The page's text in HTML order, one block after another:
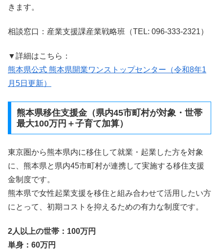
きます。
相談窓口：産業支援課産業戦略班（TEL: 096-333-2321）
▼詳細はこちら：
熊本県公式 熊本県開業ワンストップセンター（令和8年1
月5日更新）
熊本県移住支援金（県内45市町村が対象・世帯
最大100万円＋子育て加算）
東京圏から熊本県内に移住して就業・起業した方を対象
に、熊本県と県内45市町村が連携して実施する移住支援
金制度です。
熊本県で女性起業支援を移住と組み合わせて活用したい方
にとって、初期コストを抑えるための有力な制度です。
2人以上の世帯：100万円
単身：60万円